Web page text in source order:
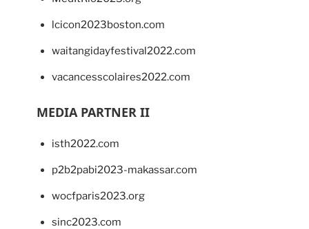
lcicon2023boston.com
waitangidayfestival2022.com
vacancesscolaires2022.com
MEDIA PARTNER II
isth2022.com
p2b2pabi2023-makassar.com
wocfparis2023.org
sinc2023.com